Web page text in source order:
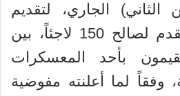
الثاني) الجاري، لتقديم
ورش حول كرة القدم لصالح 150 لاجئاً، بين
بأحد المعسكرات
وفقاً لما أعلنته مفوضية